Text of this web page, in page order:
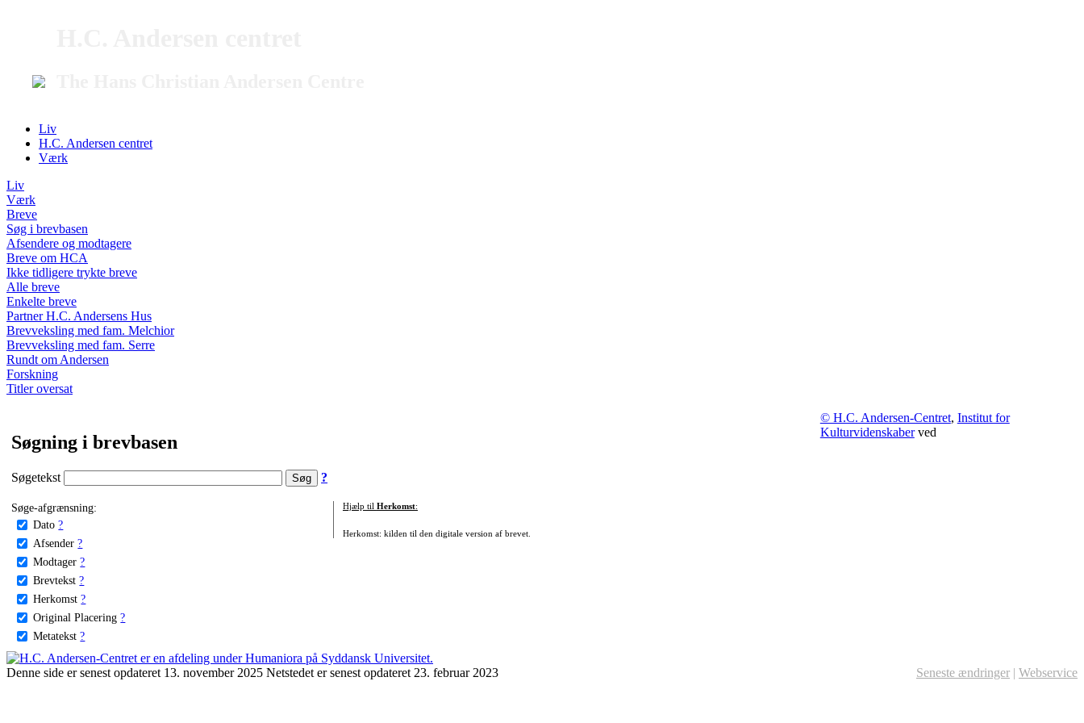
Liv
H.C. Andersen centret
Værk
Liv
Værk
Breve
Søg i brevbasen
Afsendere og modtagere
Breve om HCA
Ikke tidligere trykte breve
Alle breve
Enkelte breve
Partner H.C. Andersens Hus
Brevveksling med fam. Melchior
Brevveksling med fam. Serre
Rundt om Andersen
Forskning
Titler oversat
Søgning i brevbasen
Søgetekst ?
Søge-afgrænsning:
Dato ?
Afsender ?
Modtager ?
Brevtekst ?
Herkomst ?
Original Placering ?
Metatekst ?
Hjælp til Herkomst:
Herkomst: kilden til den digitale version af brevet.
© H.C. Andersen-Centret, Institut for
Kulturvidenskaberved
Denne side er senest opdateret 13. november 2025 Netstedet er senest opdateret 23. februar 2023 Seneste ændringer | Webservice